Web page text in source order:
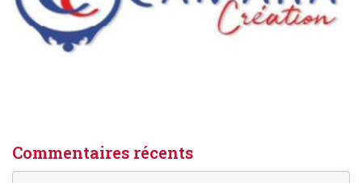
Commentaires récents